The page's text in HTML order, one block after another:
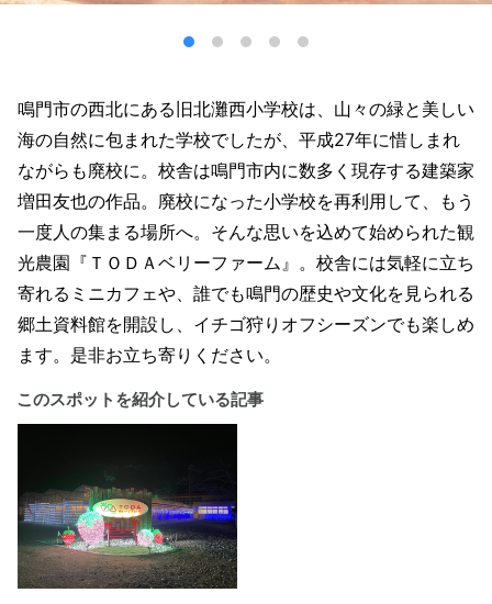
鳴門市の西北にある旧北灘西小学校は、山々の緑と美しい
海の自然に包まれた学校でしたが、平成27年に惜しまれ
ながらも廃校に。校舎は鳴門市内に数多く現存する建築家
増田友也の作品。廃校になった小学校を再利用して、もう
一度人の集まる場所へ。そんな思いを込めて始められた観
光農園『ＴＯＤＡベリーファーム』。校舎には気軽に立ち
寄れるミニカフェや、誰でも鳴門の歴史や文化を見られる
郷土資料館を開設し、イチゴ狩りオフシーズンでも楽しめ
ます。是非お立ち寄りください。
このスポットを紹介している記事